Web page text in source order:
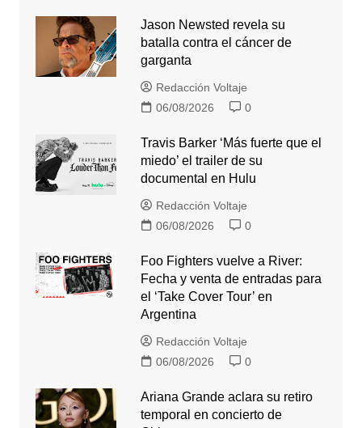
Jason Newsted revela su
batalla contra el cáncer de
garganta
Redacción Voltaje
06/08/2026
0
Travis Barker ‘Más fuerte que el
miedo’ el trailer de su
documental en Hulu
Redacción Voltaje
06/08/2026
0
Foo Fighters vuelve a River:
Fecha y venta de entradas para
el ‘Take Cover Tour’ en
Argentina
Redacción Voltaje
06/08/2026
0
Ariana Grande aclara su retiro
temporal en concierto de